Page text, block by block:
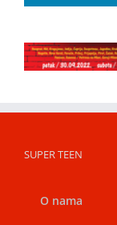
SUPER TEEN
O nama